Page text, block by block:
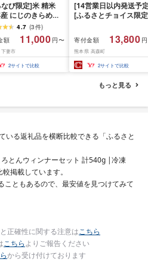
び限定]米 精米
にじのきらめき
10月 FN-Limited-
4.7 (3件)
額
11,000 円〜
妻市
2サイトで比較
[14営業日以内発送予
[ふるさとチョイス限定
だわら 熊本県 高森町
リジナル米 計
10kg(5kg×2袋)精米 お
米 米 5kg×2 10kg
寄付金額 13,800
熊本県 高森町
2サイトで比較
もっと見る
いる返礼品を横断比較できる「ふるさと
ろとんウィンナーセット 計540g |冷凍
掲載しています。
こともあるので、最安値を見つけてみて
正確性に関する注意はこちら
こちらよりご報告ください
から受け付けております